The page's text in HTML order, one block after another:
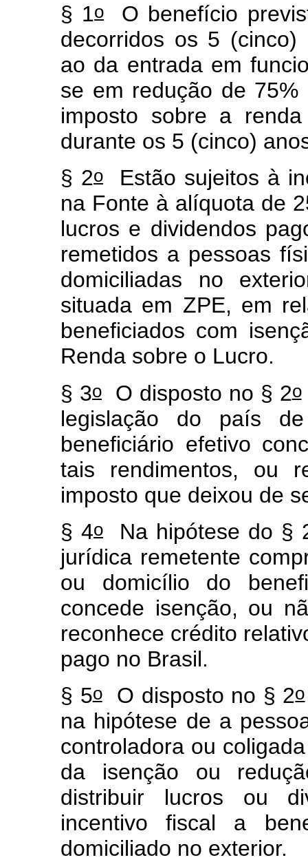
§ 1oO benefício
decorridos os 5 (cinco)
ao da entrada em
se em redução de
imposto sobre a
durante os 5 (cinco)
§ 2o Estão sujeitos à
na Fonte à alíquota de
lucros e dividendos
remetidos a pessoas
domiciliadas no
situada em ZPE, em
beneficiados com
Renda sobre o Lucro.
§ 3oO disposto no § 2o
legislação do país
beneficiário efetivo
tais rendimentos, ou
imposto que deixou de
§ 4o Na hipótese do §
jurídica remetente
ou domicílio do
concede isenção, ou
reconhece crédito
pago no Brasil.
§ 5oO disposto no § 2o
na hipótese de a
controladora ou
da isenção ou
distribuir lucros ou
incentivo fiscal a
domiciliado no exterior.